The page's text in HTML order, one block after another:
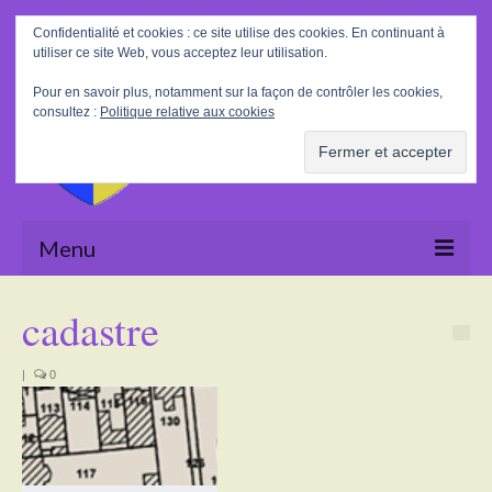
Rechercher
:
Menu
La Mairie
Le village
Tourisme
cadastre
| 0
Confidentialité et cookies : ce site utilise des cookies. En continuant à
utiliser ce site Web, vous acceptez leur utilisation.
Pour en savoir plus, notamment sur la façon de contrôler les cookies,
consultez : Politique relative aux cookies